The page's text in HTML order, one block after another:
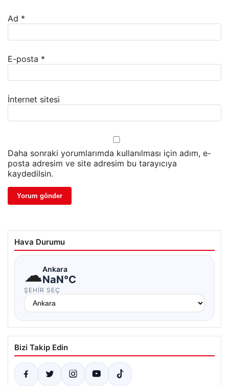
Ad *
E-posta *
İnternet sitesi
Daha sonraki yorumlarımda kullanılması için adım, e-
posta adresim ve site adresim bu tarayıcıya
kaydedilsin.
Hava Durumu
☁Ankara
NaN°C
ŞEHIR SEÇ
Bizi Takip Edin